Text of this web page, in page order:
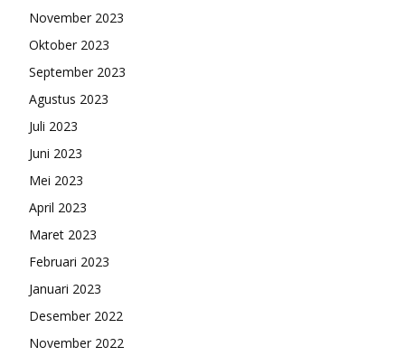
November 2023
Oktober 2023
September 2023
Agustus 2023
Juli 2023
Juni 2023
Mei 2023
April 2023
Maret 2023
Februari 2023
Januari 2023
Desember 2022
November 2022